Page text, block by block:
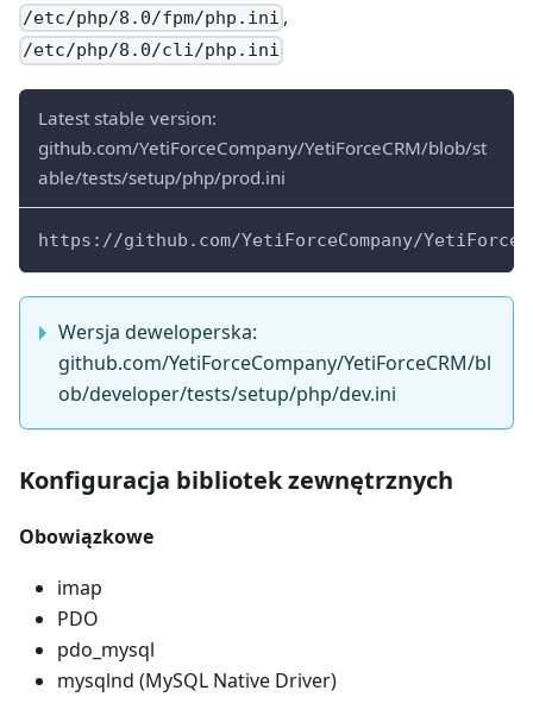
/etc/php/8.0/fpm/php.ini ,
/etc/php/8.0/cli/php.ini
Latest stable version:
github.com/YetiForceCompany/YetiForceCRM/blob/st
able/tests/setup/php/prod.ini
https://github.com/YetiForceCompany/
Wersja deweloperska:
github.com/YetiForceCompany/YetiForceCRM/bl
ob/developer/tests/setup/php/dev.ini
Konfiguracja bibliotek zewnętrznych
Obowiązkowe
imap
PDO
pdo_mysql
mysqlnd (MySQL Native Driver)